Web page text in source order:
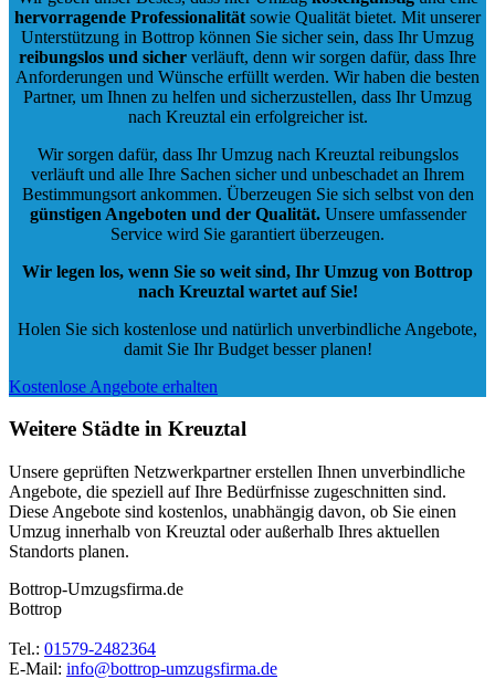
hervorragende Professionalität sowie Qualität bietet. Mit unserer
Unterstützung in Bottrop können Sie sicher sein, dass Ihr Umzug
reibungslos und sicher verläuft, denn wir sorgen dafür, dass Ihre
Anforderungen und Wünsche erfüllt werden. Wir haben die besten
Partner, um Ihnen zu helfen und sicherzustellen, dass Ihr Umzug
nach Kreuztal ein erfolgreicher ist.
Wir sorgen dafür, dass Ihr Umzug nach Kreuztal reibungslos
verläuft und alle Ihre Sachen sicher und unbeschadet an Ihrem
Bestimmungsort ankommen. Überzeugen Sie sich selbst von den
günstigen Angeboten und der Qualität.Unsere umfassender
Service wird Sie garantiert überzeugen.
Wir legen los, wenn Sie so weit sind, Ihr Umzug von Bottrop
nach Kreuztal wartet auf Sie!
Holen Sie sich kostenlose und natürlich unverbindliche Angebote,
damit Sie Ihr Budget besser planen!
Kostenlose Angebote erhalten
Weitere Städte in Kreuztal
Unsere geprüften Netzwerkpartner erstellen Ihnen unverbindliche
Angebote, die speziell auf Ihre Bedürfnisse zugeschnitten sind.
Diese Angebote sind kostenlos, unabhängig davon, ob Sie einen
Umzug innerhalb von Kreuztal oder außerhalb Ihres aktuellen
Standorts planen.
Bottrop-Umzugsfirma.de
Bottrop
Tel.: 01579-2482364
E-Mail: info@bottrop-umzugsfirma.de